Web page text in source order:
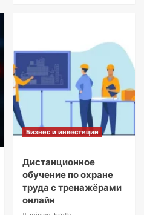
Бизнес и инвестиции
Дистанционное
обучение по охране
труда с тренажёрами
онлайн